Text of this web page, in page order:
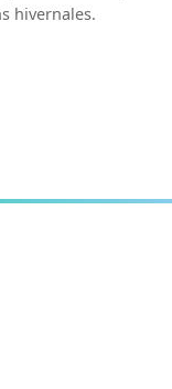
hivernales.